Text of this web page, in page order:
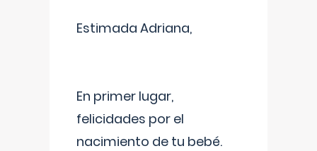
Estimada Adriana,
En primer lugar,
felicidades por el
nacimiento de tu bebé.